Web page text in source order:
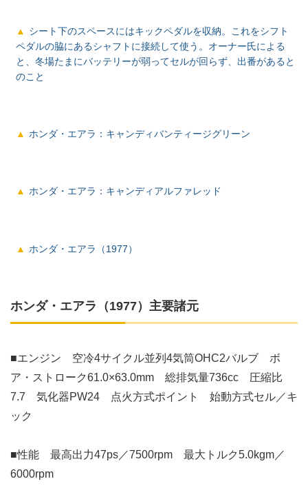
シート下のスペースにはキックペダルを収納。これをシフト
ペダルの脇にあるシャフトに接続して使う。オーナー氏による
と、冬場たまにバッテリーが弱ってセルが回らず、出番があると
のこと
ホンダ・エアラ：キャンディバンティージグリーン
ホンダ・エアラ：キャンディアルファレッド
ホンダ・エアラ（1977）
ホンダ・エアラ（1977）主要諸元
■エンジン 空冷4サイクル並列4気筒OHC2バルブ ボ
ア・ストローク61.0×63.0mm 総排気量736cc 圧縮比
7.7 気化器PW24 点火方式ポイント 始動方式セル／キ
ック
■性能 最高出力47ps／7500rpm 最大トルク5.0kgm／
6000rpm